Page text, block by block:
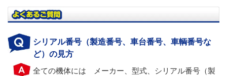
シリアル番号（製造番号、車台番号、車輌番号な
ど）の見方
全ての機体には メーカー、型式、シリアル番号（製